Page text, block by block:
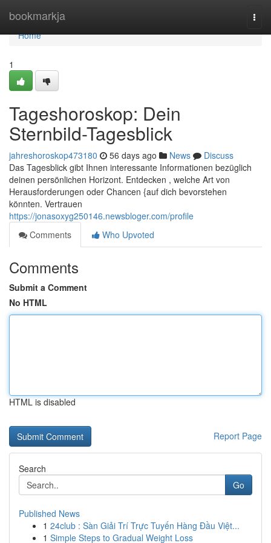
bookmarkja
Home
Home
1
Tageshoroskop: Dein
Sternbild-Tagesblick
jahreshoroskop473180 56 days ago News
Discuss
Das Tagesblick gibt Ihnen interessante Informationen bezüglich
deinen persönlichen Horizont. Entdecken , welche Art von
Herausforderungen oder Chancen {auf dich bevorstehen
könnten. Vertrauen
https://jonasoxyg250146.newsbloger.com/profile
Comments
Who Upvoted
Comments
Submit a Comment
No HTML
HTML is disabled
Report Page
Search
Go
Published News
1 24club : Sàn Giải Trí Trực Tuyến Hàng Đầu Việt...
1 Simple Steps to Gradual Weight Loss